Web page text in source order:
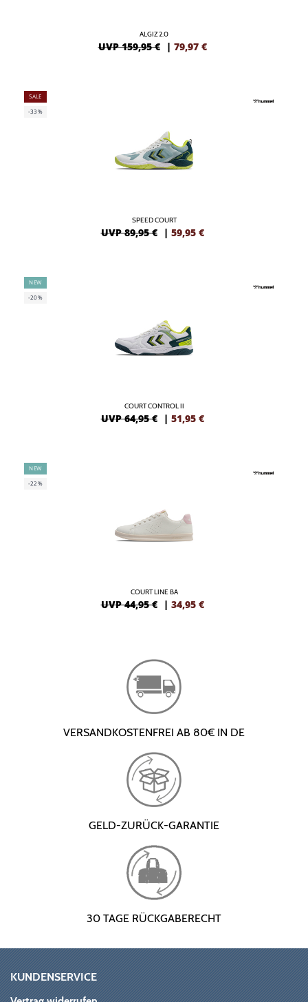
ALGIZ 2.0
UVP 159,95 € | 79,97 €
SALE
-33%
SPEED COURT
UVP 89,95 € | 59,95 €
NEW
-20%
COURT CONTROL II
UVP 64,95 € | 51,95 €
NEW
-22%
COURT LINE BA
UVP 44,95 € | 34,95 €
VERSANDKOSTENFREI AB 80€ IN DE
GELD-ZURÜCK-GARANTIE
30 TAGE RÜCKGABERECHT
KUNDENSERVICE